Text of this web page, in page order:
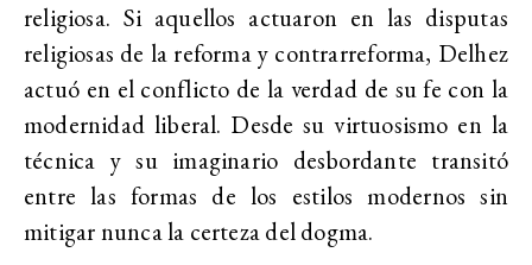
religiosa. Si aquellos actuaron en las disputas
religiosas de la reforma y contrarreforma, Delhez
actuó en el conflicto de la verdad de su fe con la
modernidad liberal. Desde su virtuosismo en la
técnica y su imaginario desbordante transitó
entre las formas de los estilos modernos sin
mitigar nunca la certeza del dogma.